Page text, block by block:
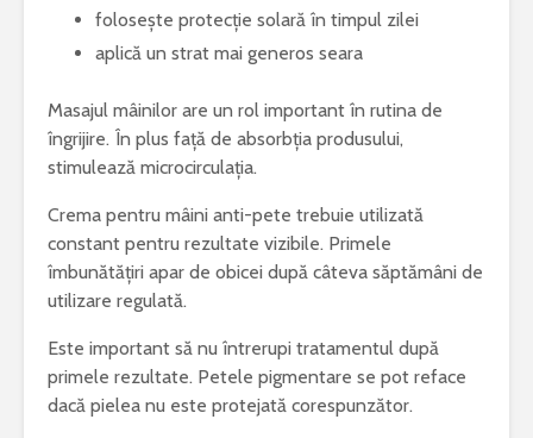
folosește protecție solară în timpul zilei
aplică un strat mai generos seara
Masajul mâinilor are un rol important în rutina de
îngrijire. În plus față de absorbția produsului,
stimulează microcirculația.
Crema pentru mâini anti-pete trebuie utilizată
constant pentru rezultate vizibile. Primele
îmbunătățiri apar de obicei după câteva săptămâni de
utilizare regulată.
Este important să nu întrerupi tratamentul după
primele rezultate. Petele pigmentare se pot reface
dacă pielea nu este protejată corespunzător.